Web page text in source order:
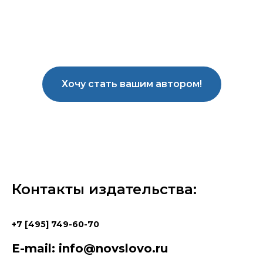
Хочу стать вашим автором!
Контакты издательства:
+7 [495] 749-60-70
E-mail: info@novslovo.ru